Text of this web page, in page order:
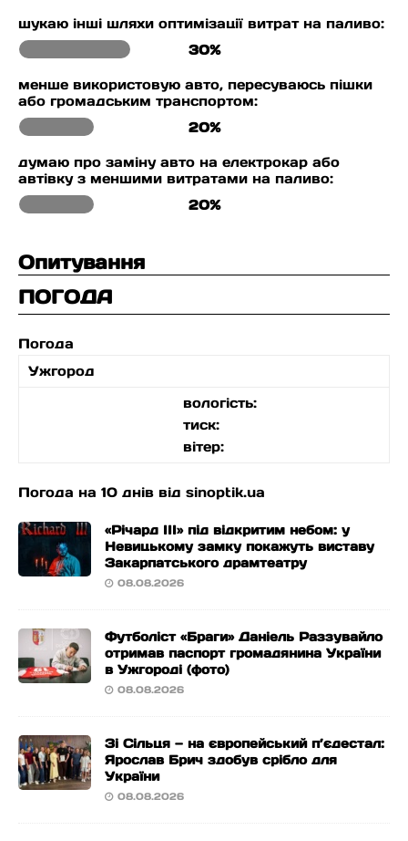
шукаю інші шляхи оптимізації витрат на паливо:
30%
менше використовую авто, пересуваюсь пішки
або громадським транспортом:
20%
думаю про заміну авто на електрокар або
автівку з меншими витратами на паливо:
20%
Опитування
ПОГОДА
Погода
Ужгород
вологість:
тиск:
вітер:
Погода на 10 днів від sinoptik.ua
«Річард ІІІ» під відкритим небом: у
Невицькому замку покажуть виставу
Закарпатського драмтеатру
08.08.2026
Футболіст «Браги» Даніель Раззувайло
отримав паспорт громадянина України
в Ужгороді (фото)
08.08.2026
Зі Сільця — на європейський п’єдестал:
Ярослав Брич здобув срібло для
України
08.08.2026